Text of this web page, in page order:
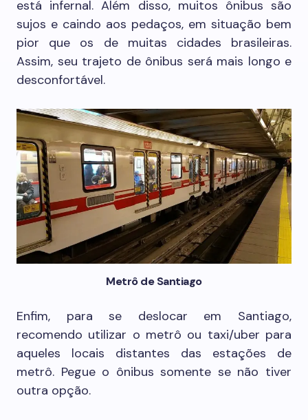
está infernal. Além disso, muitos ônibus são
sujos e caindo aos pedaços, em situação bem
pior que os de muitas cidades brasileiras.
Assim, seu trajeto de ônibus será mais longo e
desconfortável.
Metrô de Santiago
Enfim, para se deslocar em Santiago,
recomendo utilizar o metrô ou taxi/uber para
aqueles locais distantes das estações de
metrô. Pegue o ônibus somente se não tiver
outra opção.